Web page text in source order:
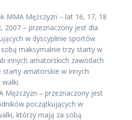
MMA Mężczyzn – lat 16, 17, 18
2007 – przeznaczony jest dla
w dyscyplinie sportów
maksymalnie trzy starty w
innych amatorskich zawodach
starty amatorskie w innych
Mężczyzn – przeznaczony jest
początkujących w
którzy mają za sobą